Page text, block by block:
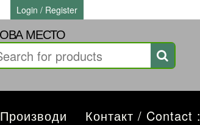
Login / Register
МЕСТО
Контакт / Contact :